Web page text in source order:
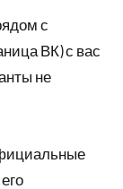
с
ВК) с вас
не